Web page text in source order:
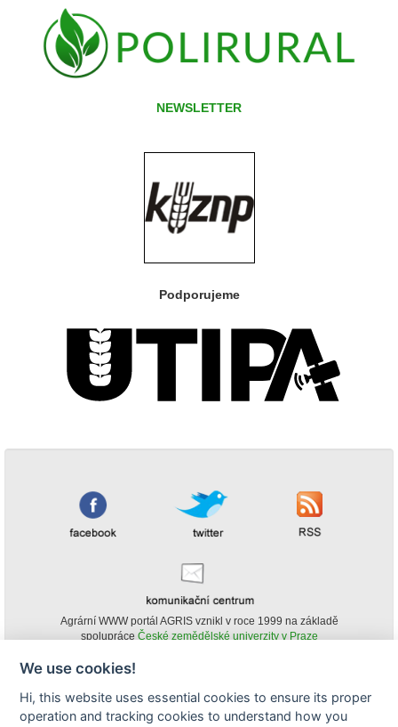
NEWSLETTER
Podporujeme
Agrární WWW portál AGRIS vznikl v roce 1999 na základě
spolupráce České zemědělské univerzity v Praze
obsahu agrárního WWW portálu AGRIS je možné
(pokud není uvedeno jinak) pouze za podmínky uvedení zdroje v podobě
We use cookies!
Hi, this website uses essential cookies to ensure its proper
operation and tracking cookies to understand how you